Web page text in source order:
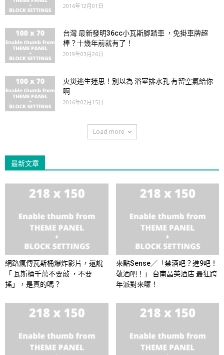
2016年12月01日
台灣 最新發明36cc小瓦斯脚踏車 ，免掛車牌超
棒？十幾年前就有了！
2019年03月26日
火災逃生迷思！別以為 浴室排水孔 有留空氣給你
啊
2016年02月15日
Load more
最新文章
網路瘋傳瓦斯桶爆炸影片，還說
「 瓦斯桶千萬不要敲 ，不要
搖」，是真的嗎？
來點Sense／「禁酒吧？進9吧！
敬酒吧！」 台南晶英酒店 最狂跨
年派對來囉！